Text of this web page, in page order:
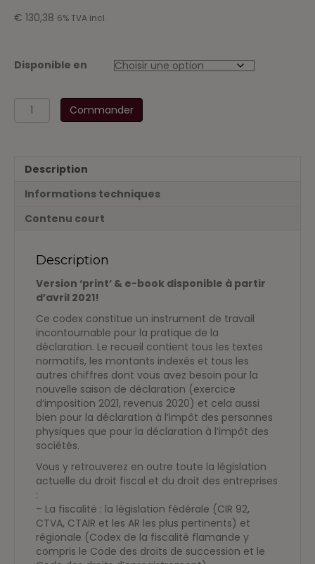
€ 130,38 6% TVA incl.
Disponible en
quantité
de
pratique
comptable
Législation
Exercice
Commander
Description
Informations techniques
Contenu court
Description
Version ‘print’ & e-book disponible à partir
d’avril 2021!
Ce codex constitue un instrument de travail
incontournable pour la pratique de la
déclaration. Le recueil contient tous les textes
normatifs, les montants indexés et tous les
autres chiffres dont vous avez besoin pour la
nouvelle saison de déclaration (exercice
d’imposition 2021, revenus 2020) et cela aussi
bien pour la déclaration à l’impôt des personnes
physiques que pour la déclaration à l’impôt des
sociétés.
Vous y retrouverez en outre toute la législation
actuelle du droit fiscal et du droit des entreprises
:
– La fiscalité : la législation fédérale (CIR 92,
CTVA, CTAIR et les AR les plus pertinents) et
régionale (Codex de la fiscalité flamande y
compris le Code des droits de succession et le